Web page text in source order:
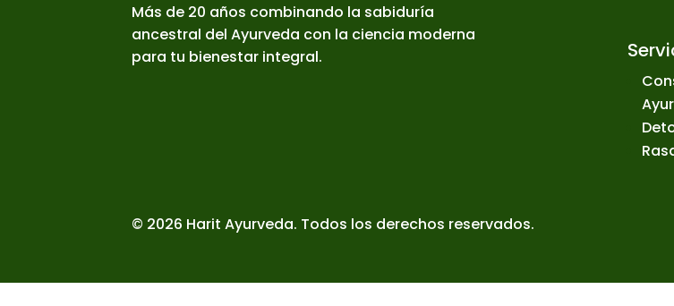
Más de 20 años combinando la sabiduría
ancestral del Ayurveda con la ciencia moderna
para tu bienestar integral.
© 2026 Harit Ayurveda. Todos los derechos reservados.